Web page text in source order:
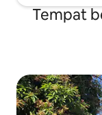
Tempat